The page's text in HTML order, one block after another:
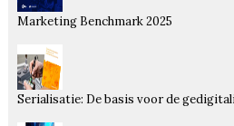
Marketing Benchmark 2025
Serialisatie: De basis voor de